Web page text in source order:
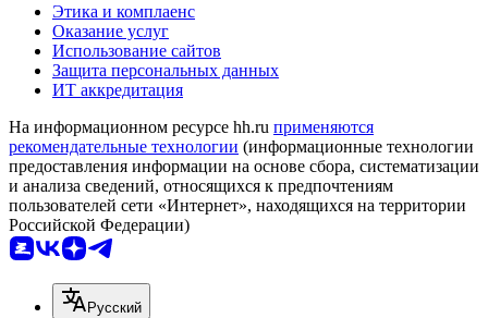
Этика и комплаенс
Оказание услуг
Использование сайтов
Защита персональных данных
ИТ аккредитация
На информационном ресурсе hh.ru применяются
рекомендательные технологии (информационные технологии
предоставления информации на основе сбора, систематизации
и анализа сведений, относящихся к предпочтениям
пользователей сети «Интернет», находящихся на территории
Российской Федерации)
Русский